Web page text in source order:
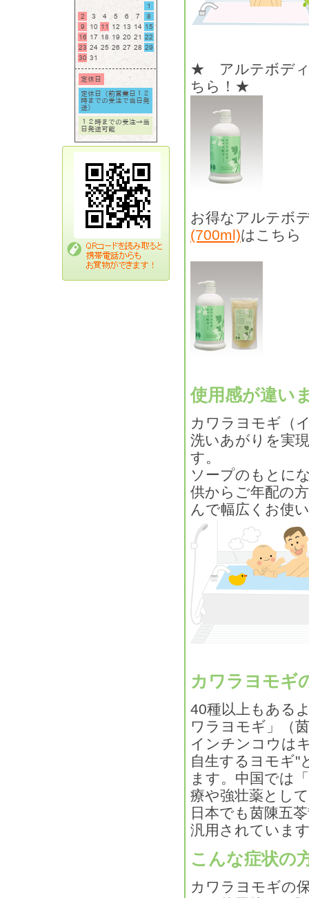
★ アルテボデ
ちら！★
お得なアルテボ
(700ml)はこちら
使用感が違い
カワラヨモギ（
洗いあがりを実
す。
ソープのもとに
供からご年配の
んで幅広くお使
カワラヨモギ
40種以上もある
ワラヨモギ」（
インチンコウは
自生するヨモギ"
ます。中国では
療や強壮薬とし
日本でも茵陳五
汎用されていま
こんな症状の
カワラヨモギの